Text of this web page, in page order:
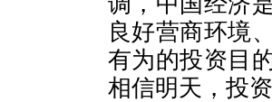
良好营商环境
有为的投资目
相信明天，投